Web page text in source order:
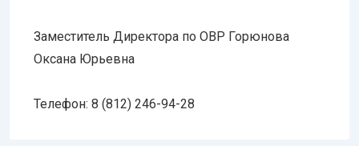
Заместитель Директора по ОВР Горюнова
Оксана Юрьевна
Телефон: 8 (812) 246-94-28